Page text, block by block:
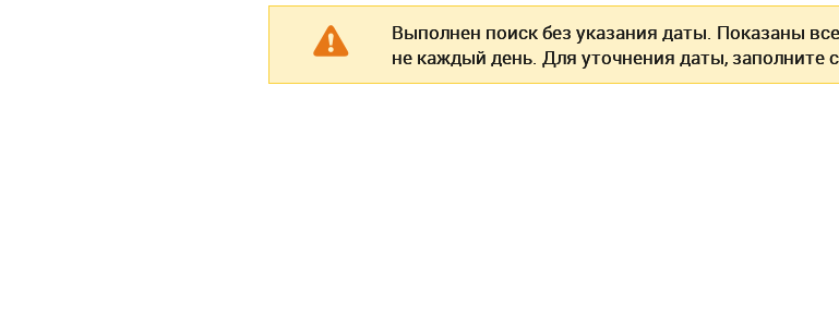
Выполнен поиск без указания даты. Показаны
не каждый день. Для уточнения даты,